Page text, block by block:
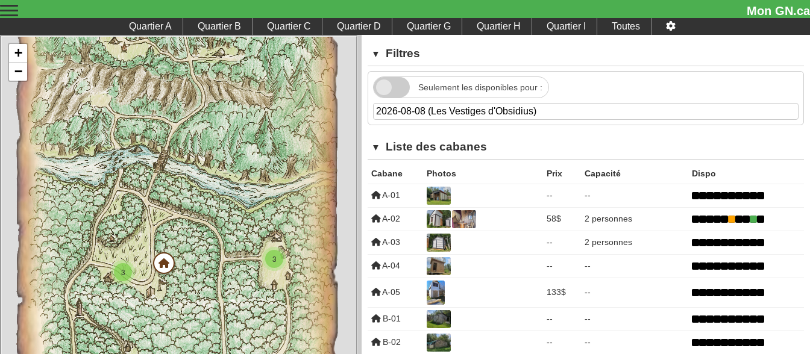
Mon GN.ca
quartier A quartier B quartier C quartier D quartier G quartier H quartier I toutes
3
3
+
−
▼ Filtres
Seulement les disponibles pour :
▼ Liste des cabanes
Cabane Photos Prix Capacité Dispo
A-01 -- --
A-02 58$ 2 personnes
A-03 -- 2 personnes
A-04 -- --
A-05 133$ --
B-01 -- --
B-02 -- --